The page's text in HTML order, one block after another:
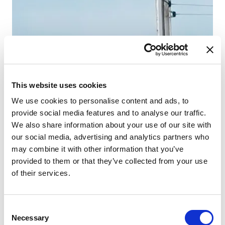
This website uses cookies
We use cookies to personalise content and ads, to
provide social media features and to analyse our traffic.
We also share information about your use of our site with
our social media, advertising and analytics partners who
may combine it with other information that you’ve
provided to them or that they’ve collected from your use
of their services.
Selection
Necessary